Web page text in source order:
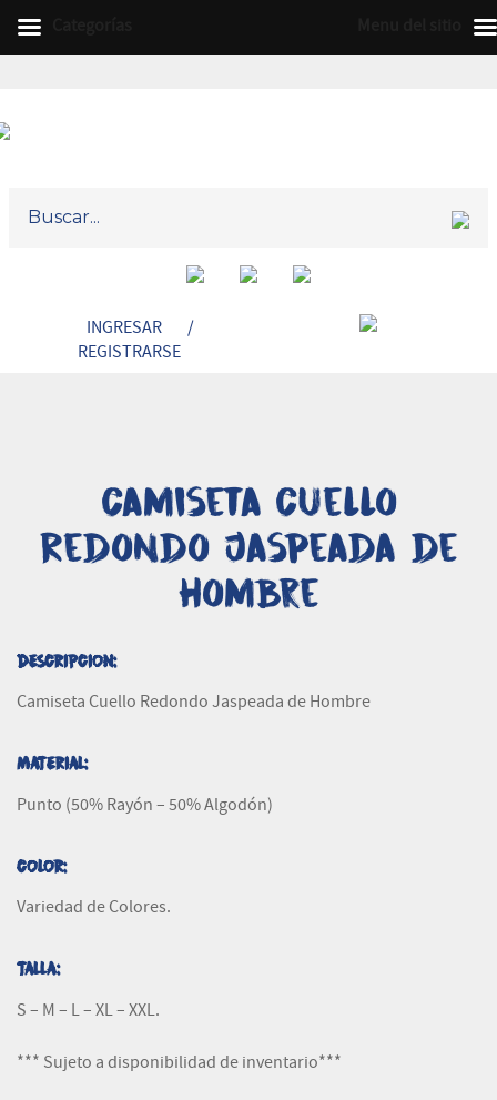
INGRESAR
/
REGISTRARSE
Camiseta Cuello
Redondo Jaspeada de
Hombre
DESCRIPCION:
Camiseta Cuello Redondo Jaspeada de Hombre
MATERIAL:
Punto (50% Rayón – 50% Algodón)
COLOR:
Variedad de Colores.
TALLA:
S – M – L – XL – XXL.
*** Sujeto a disponibilidad de inventario***